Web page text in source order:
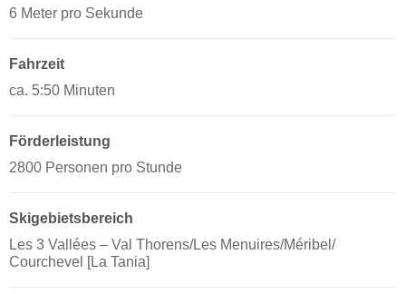
6 Meter pro Sekunde
Fahrzeit
ca. 5:50 Minuten
Förderleistung
2800 Personen pro Stunde
Skigebietsbereich
Les 3 Vallées – Val Thorens/​​Les Menuires/​​Méribel/​​
Courchevel [La Tania]